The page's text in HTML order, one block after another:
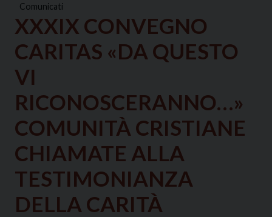
Comunicati
XXXIX CONVEGNO
CARITAS «DA QUESTO
VI
RICONOSCERANNO…»
COMUNITÀ CRISTIANE
CHIAMATE ALLA
TESTIMONIANZA
DELLA CARITÀ